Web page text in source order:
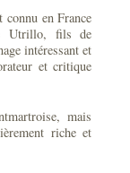
en France
Utrillo, fils de
intéressant et
et critique
mais
riche et